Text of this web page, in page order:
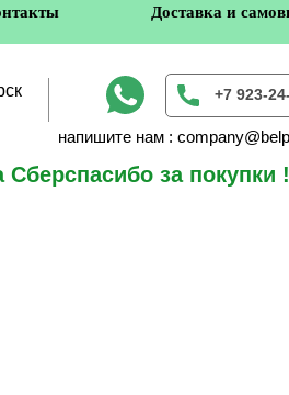
Доставка и
+7 923-
за покупки !
напишите нам :